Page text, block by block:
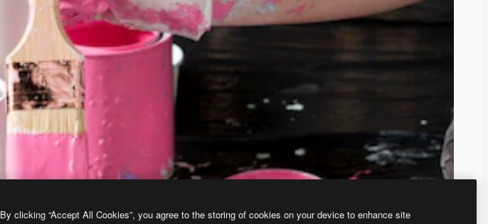
By clicking “Accept All Cookies”, you agree to the storing of cookies on your device to enhance site